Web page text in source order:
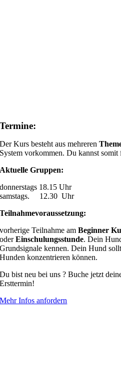
Termine:
Der Kurs besteht aus mehreren
System vorkommen. Du kannst
Aktuelle Gruppen:
donnerstags 18.15 Uhr
samstags. 12.30 Uhr
Teilnahmevoraussetzung:
vorherige Teilnahme amBeginner
oderEinschulungsstunde. Dein
Grundsignale kennen. Dein Hund
Hunden konzentrieren können.
Du bist neu bei uns ? Buche jetzt
Ersttermin!
Mehr Infos anfordern